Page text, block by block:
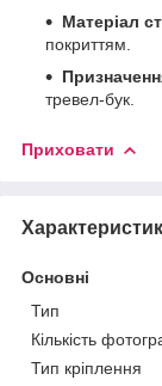
Матеріал
покриттям.
тревел-бук.
Приховати
Основні
Тип
Кількість
Тип кріплення